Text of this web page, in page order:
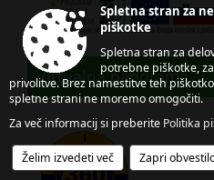
Virtualna panorama
Spletna stran za
piškotke
Spletna stran za
potrebne piškotke,
privolitve. Brez namestitve teh
spletne strani ne moremo omogočiti.
Za več informacij si preberite Politika
Želim izvedeti več Zapri